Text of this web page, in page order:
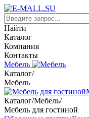
Найти
Каталог
Компания
Контакты
Мебель
Каталог/
Мебель
Каталог/Мебель/
Мебель для гостиной